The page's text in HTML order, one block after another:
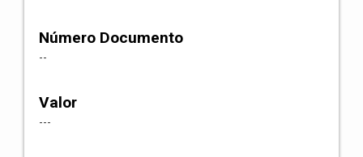
Número Documento
--
Valor
---